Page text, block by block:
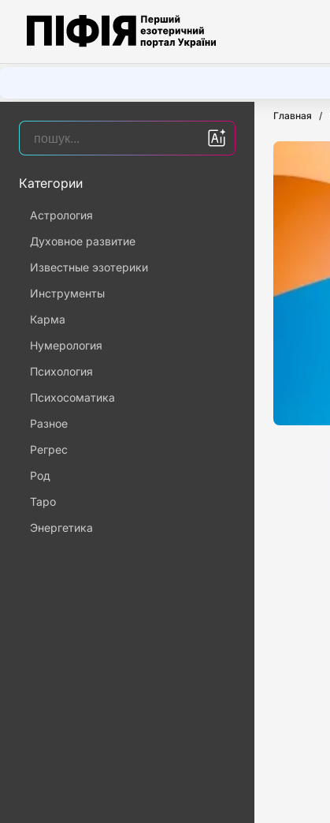
Главная
Категории
Астрология
Духовное развитие
Известные эзотерики
Инструменты
Карма
Нумерология
Психология
Психосоматика
Разное
Регрес
Род
Таро
Энергетика